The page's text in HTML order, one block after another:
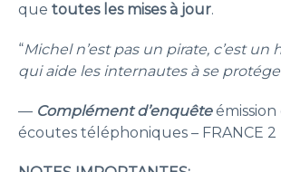
que toutes les mises à jour.
“Michel n’est pas un pirate, c’est
qui aide les internautes à se
— Complément d’enquêteémission
écoutes téléphoniques – FRANCE 2